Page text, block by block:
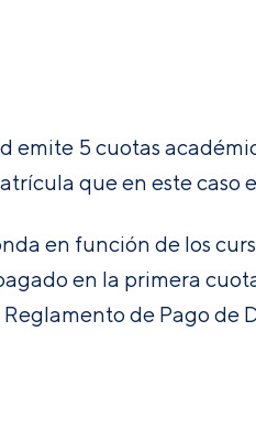
emite 5 cuotas
que en este caso
en función de los
en la primera
Reglamento de Pago de